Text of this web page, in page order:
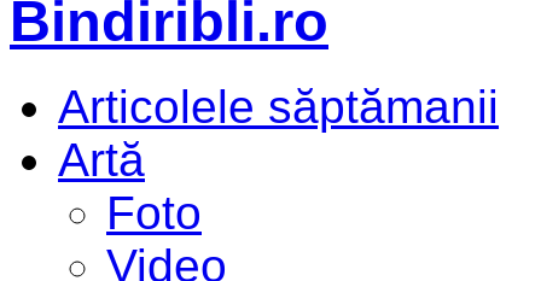
Articolele săptămanii
Artă
Foto
Video